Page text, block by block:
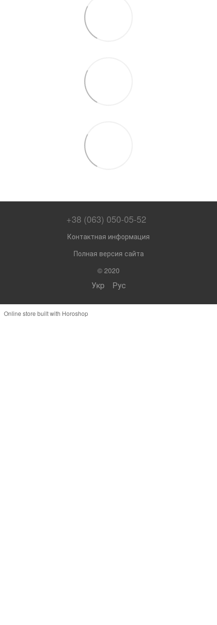
+38 (063) 050-05-52
Контактная информация
Полная версия сайта
© 2020
Укр Рус
Online store built with Horoshop